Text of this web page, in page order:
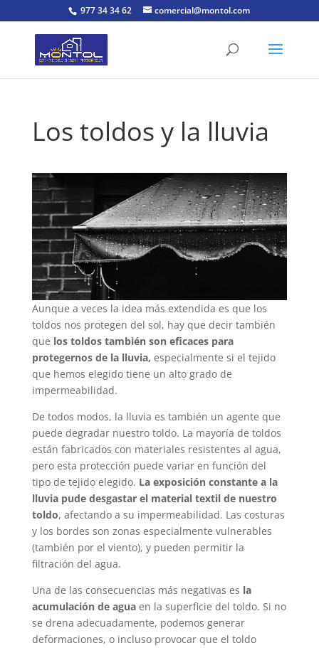
977 34 34 62 comercial@montol.com
Los toldos y la lluvia
Aunque a veces la idea más extendida es que los
toldos nos protegen del sol, hay que decir también
que los toldos también son eficaces para
protegernos de la lluvia, especialmente si el tejido
que hemos elegido tiene un alto grado de
impermeabilidad.
De todos modos, la lluvia es también un agente que
puede degradar nuestro toldo. La mayoría de toldos
están fabricados con materiales resistentes al agua,
pero esta protección puede variar en función del
tipo de tejido elegido. La exposición constante a la
lluvia pude desgastar el material textil de nuestro
toldo, afectando a su impermeabilidad. Las costuras
y los bordes son zonas especialmente vulnerables
(también por el viento), y pueden permitir la
filtración del agua.
Una de las consecuencias más negativas es la
acumulación de aguaen la superficie del toldo. Si no
se drena adecuadamente, podemos generar
deformaciones, o incluso provocar que el toldo